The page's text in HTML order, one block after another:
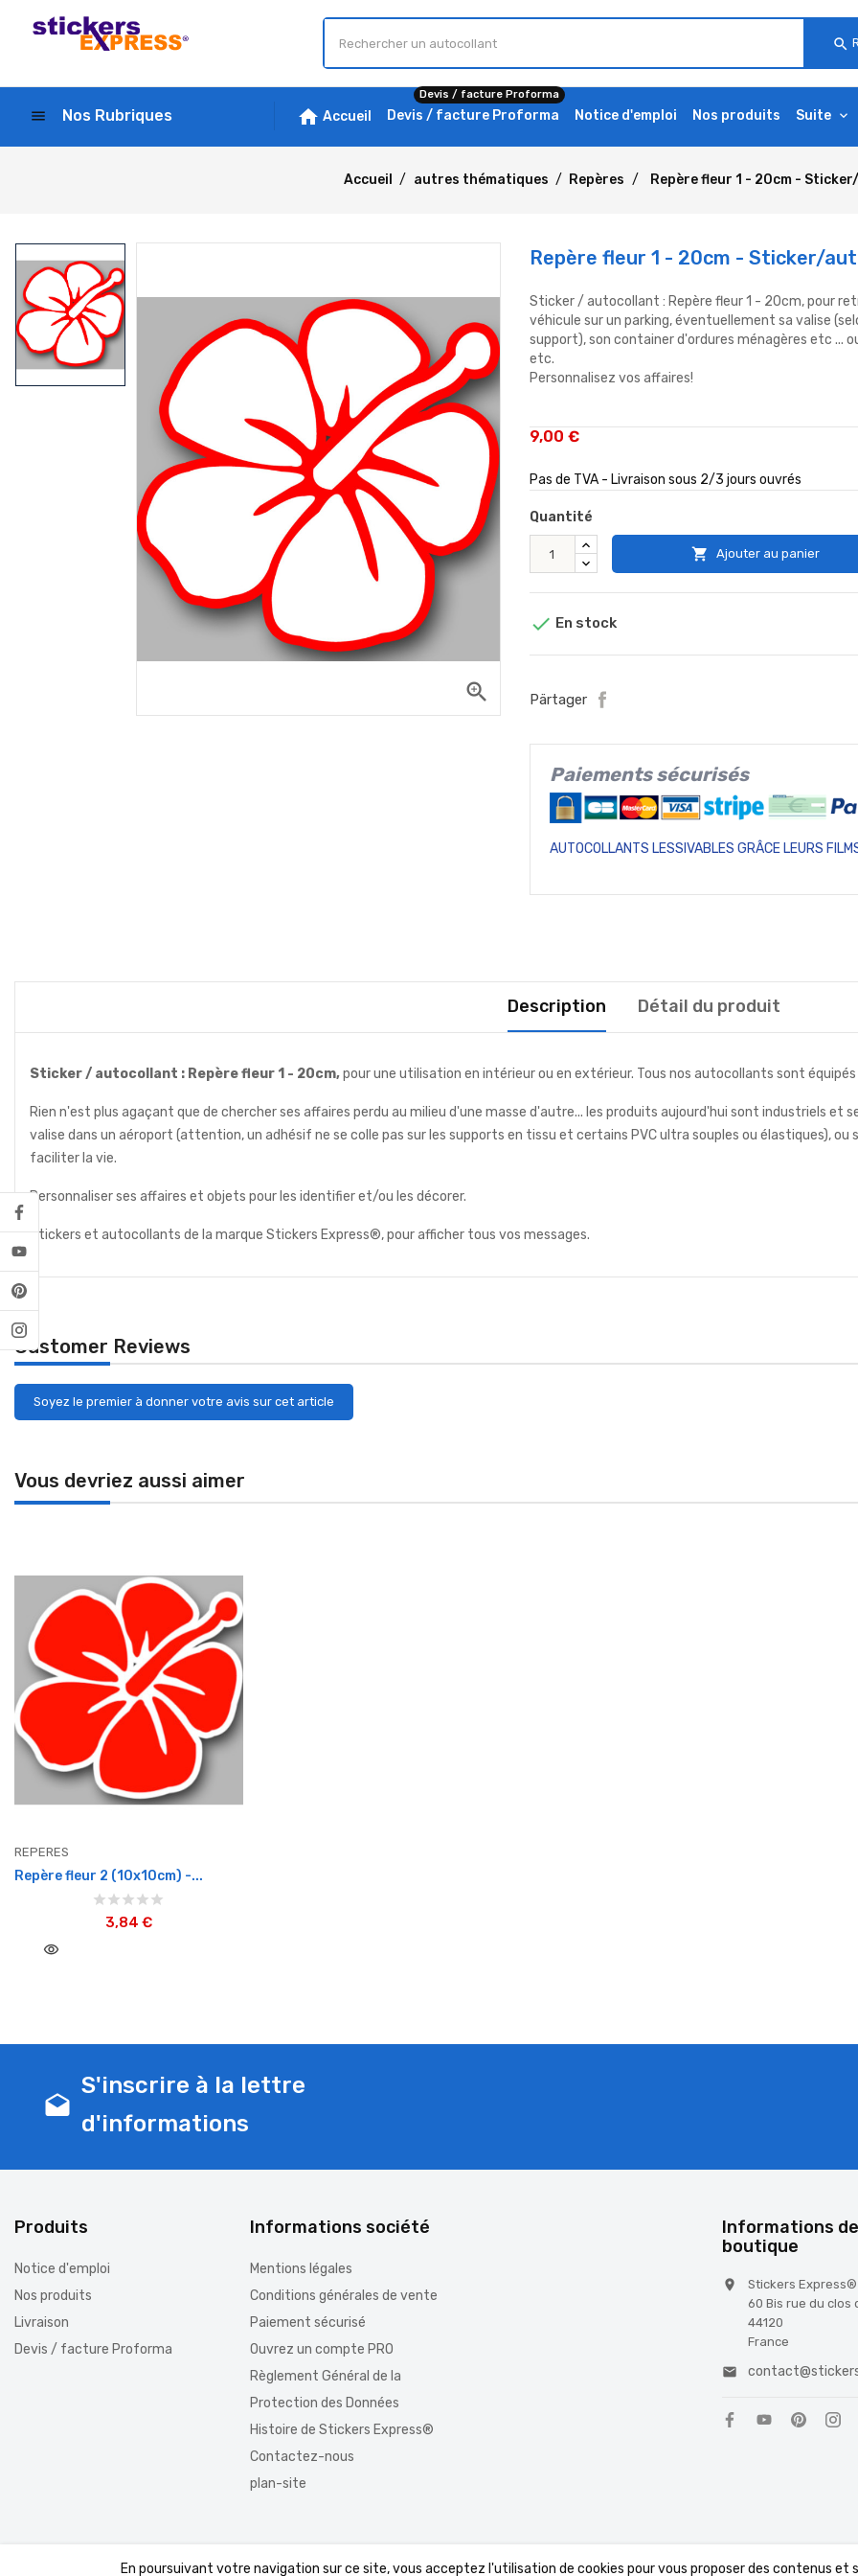
search
Nos Rubriques
menu home Accueil Devis / facture Proforma
Devis / facture Proforma
Notice d'emploi Nos produits Suite
Accueil autres thématiques Repères Repère fleur 1 - 20cm -
zoom_in
Repère fleur 1 - 20cm - Sticker/
Sticker / autocollant : Repère fleur 1 - 20cm, pour
véhicule sur un parking, éventuellement sa valise
support), son container d'ordures ménagères etc ...
etc.
Personnalisez vos affaires!
9,00 €
Pas de TVA - Livraison sous 2/3 jours ouvrés
Quantité
 Ajouter au panier
 En stock
Pärtager
Paiements sécurisés
AUTOCOLLANTS LESSIVABLES GRÂCE LEURS
Description Détail du produit
Sticker / autocollant : Repère fleur 1 - 20cm,pour une utilisation en intérieur ou en extérieur. Tous nos autocollants sont
Rien n'est plus agaçant que de chercher ses affaires perdu au milieu d'une masse d'autre... les produits aujourd'hui sont industriels et
valise dans un aéroport (attention, un adhésif ne se colle pas sur les supports en tissu et certains PVC ultra souples ou élastiques),
faciliter la vie.
Personnaliser ses affaires et objets pour les identifier et/ou les décorer.
Stickers et autocollants de la marque Stickers Express®, pour afficher tous vos messages.
Customer Reviews
Soyez le premier à donner votre avis sur cet article
Vous devriez aussi aimer
REPERES
Repère fleur 2 (10x10cm) -...
3,84 €
visibility
drafts
S'inscrire à la lettre
d'informations
Produits
Notice d'emploi
Nos produits
Livraison
Devis / facture Proforma
Informations société
Mentions légales
Conditions générales de vente
Paiement sécurisé
Ouvrez un compte PRO
Règlement Général de la
Protection des Données
Histoire de Stickers Express®
Contactez-nous
plan-site
Informations
boutique

Stickers Express®
60 Bis rue du clos
44120
France

© 2026 - Boutique PrestaShop™ par DomWest.com
En poursuivant votre navigation sur ce site, vous acceptez l'utilisation de cookies pour vous proposer des contenus et